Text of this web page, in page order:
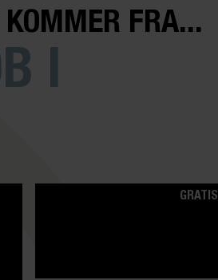
KOMMER FRA...
I
GRATIS